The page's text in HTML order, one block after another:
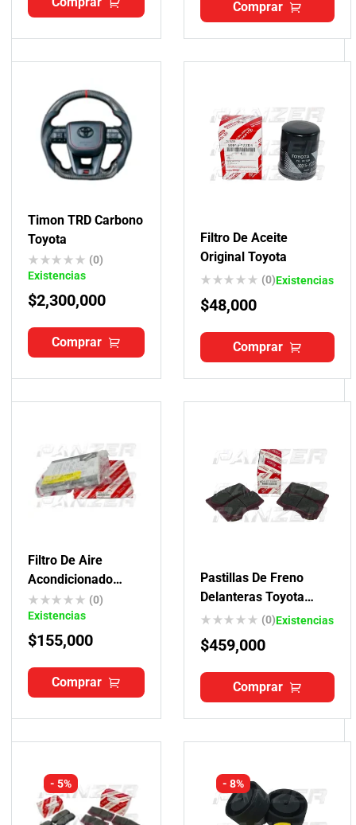
Comprar
Timon TRD Carbono
Toyota
(0)
Existencias
$2,300,000
Comprar
Filtro De Aceite
Original Toyota
(0)Existencias
$48,000
Comprar
Filtro De Aire
Acondicionado
Original Toyota
(0)
Existencias
$155,000
Comprar
Pastillas De Freno
Delanteras Toyota
Fortuner Originales
(0)Existencias
$459,000
Comprar
- 5% - 8%